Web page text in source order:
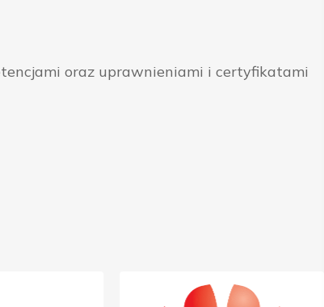
oraz uprawnieniami i certyfikatami